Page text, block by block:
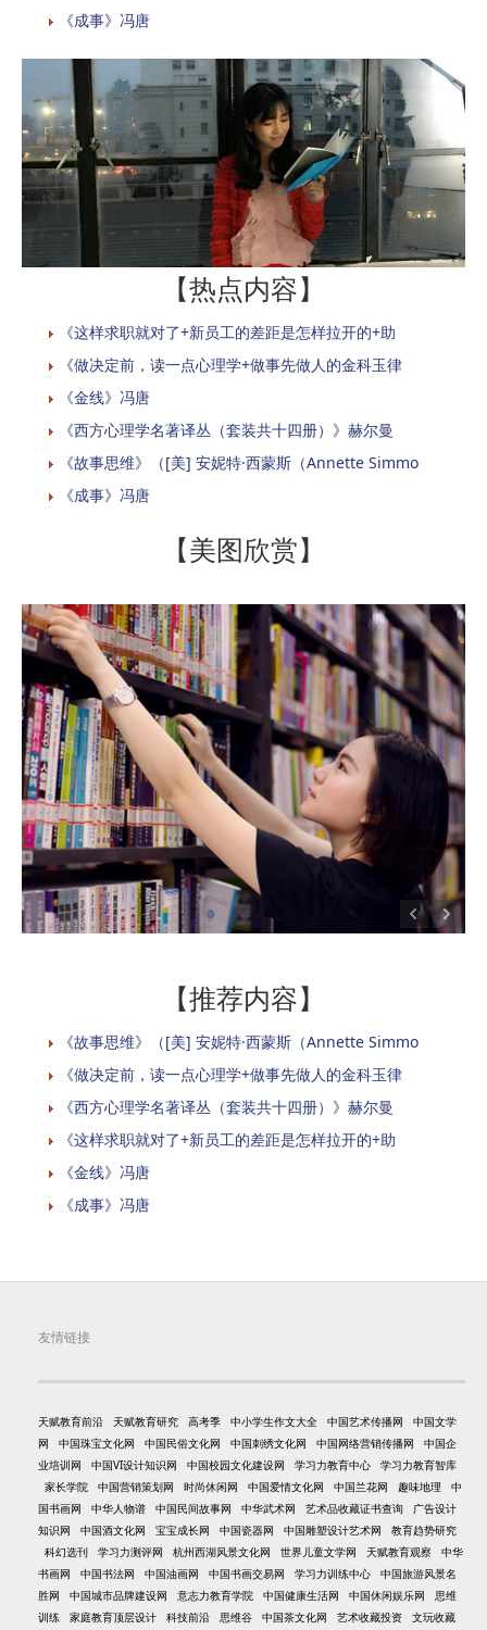
《成事》冯唐
【热点内容】
《这样求职就对了+新员工的差距是怎样拉开的+助
《做决定前，读一点心理学+做事先做人的金科玉律
《金线》冯唐
《西方心理学名著译丛（套装共十四册）》赫尔曼
《故事思维》（[美] 安妮特·西蒙斯（Annette Simmo
《成事》冯唐
【美图欣赏】
【推荐内容】
《故事思维》（[美] 安妮特·西蒙斯（Annette Simmo
《做决定前，读一点心理学+做事先做人的金科玉律
《西方心理学名著译丛（套装共十四册）》赫尔曼
《这样求职就对了+新员工的差距是怎样拉开的+助
《金线》冯唐
《成事》冯唐
友情链接
天赋教育前沿 天赋教育研究 高考季 中小学生作文大全 中国艺术传播网
中国文学
网
中国珠宝文化网 中国民俗文化网 中国刺绣文化网 中国网络营销传播网
中国企
业培训网
中国VI设计知识网 中国校园文化建设网 学习力教育中心
学习力教育智库
家长学院
中国营销策划网 时尚休闲网 中国爱情文化网 中国兰花网 趣味地理
中
国书画网
中华人物谱 中国民间故事网 中华武术网 艺术品收藏证书查询
广告设计
知识网
中国酒文化网 宝宝成长网 中国瓷器网 中国雕塑设计艺术网
教育趋势研究
科幻选刊
学习力测评网 杭州西湖风景文化网 世界儿童文学网 天赋教育观察
中华
书画网
中国书法网 中国油画网 中国书画交易网 学习力训练中心
中国旅游风景名
胜网
中国城市品牌建设网 意志力教育学院 中国健康生活网 中国休闲娱乐网
思维
训练
家庭教育顶层设计 科技前沿 思维谷 中国茶文化网 艺术收藏投资 文玩收藏